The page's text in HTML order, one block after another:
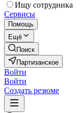
Ищу сотрудника
Сервисы
Помощь
Ещё
Поиск
Партизанское
Войти
Войти
Создать резюме